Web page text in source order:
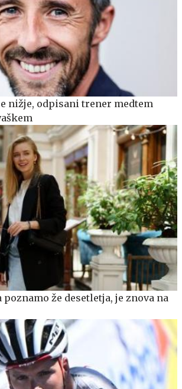
nižje, odpisani trener medtem
že desetletja, je znova na